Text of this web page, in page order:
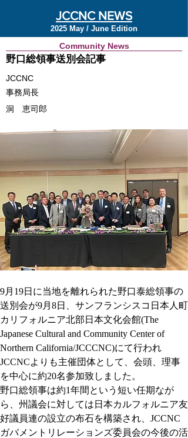
JCCNC NEWS
2025 May / June Edition
Community News
野口総領事送別会記事
JCCNC
事務局長
洞 恵司郎
9月19日に当地を離れられた野口泰総領事の
送別会が9月8日、サンフランシスコ日本人町
カリフォルニア北部日本文化会館(The
Japanese Cultural and Community Center of
Northern California/JCCCNC)にて行われ
JCCNCよりも主催団体として、会頭、理事
を中心に約20名参加致しました。
野口総領事は約1年間という短い任期なが
ら、州議会に対しては日本カルフォルニア友
好議員連の設立の布石を構築され、JCCNC
ガバメントリレーションズ委員会の今後の活